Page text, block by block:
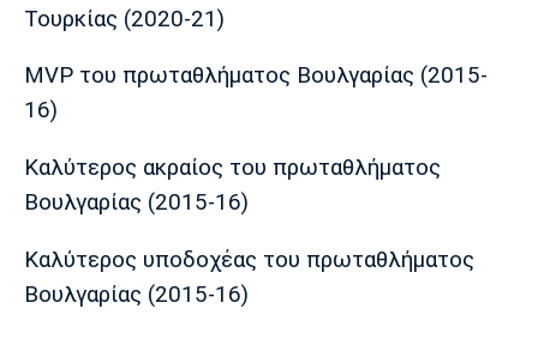
Τουρκίας (2020-21)
MVP του πρωταθλήματος Βουλγαρίας (2015-
16)
Καλύτερος ακραίος του πρωταθλήματος
Βουλγαρίας (2015-16)
Καλύτερος υποδοχέας του πρωταθλήματος
Βουλγαρίας (2015-16)